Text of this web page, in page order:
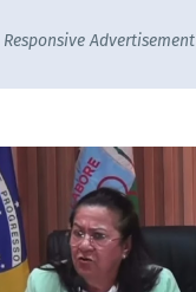
Responsive Advertisement